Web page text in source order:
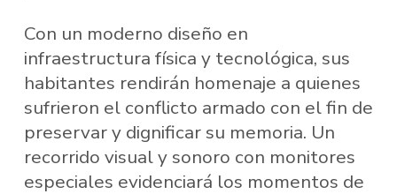
Con un moderno diseño en
infraestructura física y tecnológica, sus
habitantes rendirán homenaje a quienes
sufrieron el conflicto armado con el fin de
preservar y dignificar su memoria. Un
recorrido visual y sonoro con monitores
especiales evidenciará los momentos de